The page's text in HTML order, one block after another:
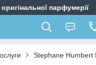
парфумерії
Stephane Humbert